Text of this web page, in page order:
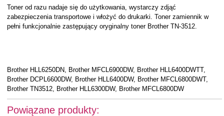
Toner od razu nadaje się do użytkowania, wystarczy zdjąć
zabezpieczenia transportowe i włożyć do drukarki. Toner zamiennik w
pełni funkcjonalnie zastępujący oryginalny toner Brother TN-3512.
Brother HLL6250DN, Brother MFCL6900DW, Brother HLL6400DWTT,
Brother DCPL6600DW, Brother HLL6400DW, Brother MFCL6800DWT,
Brother TN3512, Brother HLL6300DW, Brother MFCL6800DW
Powiązane produkty: